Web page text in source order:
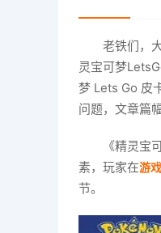
老铁们，
灵宝可梦
梦 Lets Go 皮
问题，文章篇
《精灵
素，玩家在游戏
节。